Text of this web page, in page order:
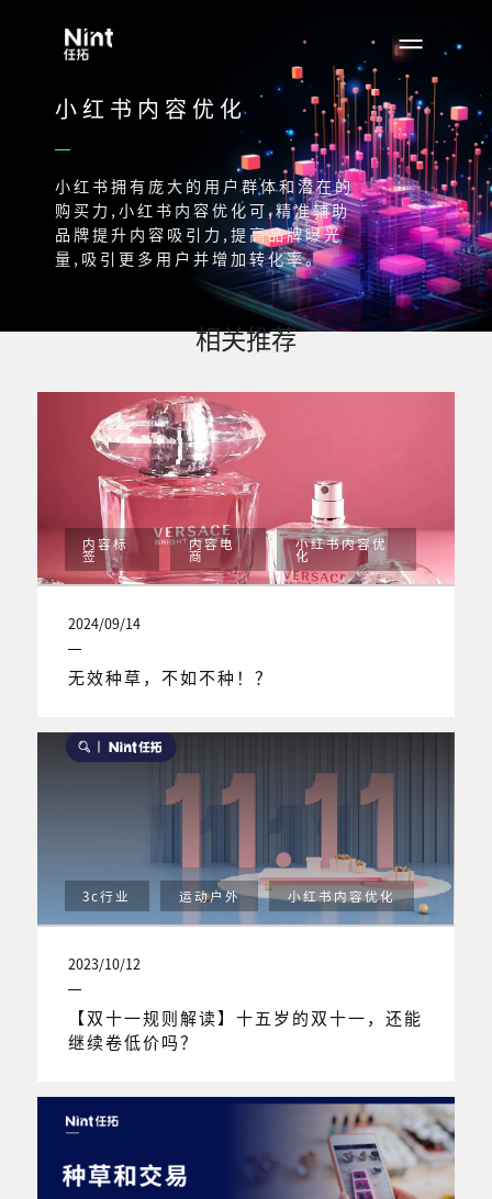
小红书内容优化
小红书拥有庞大的用户群体和潜在的
购买力,小红书内容优化可,精准辅助
品牌提升内容吸引力,提高品牌曝光
量,吸引更多用户并增加转化率。
相关推荐
内容标
签
内容电
商
小红书内容优
化
2024/09/14
无效种草，不如不种！？
3c行业 运动户外 小红书内容优化
2023/10/12
【双十一规则解读】十五岁的双十一，还能
继续卷低价吗？